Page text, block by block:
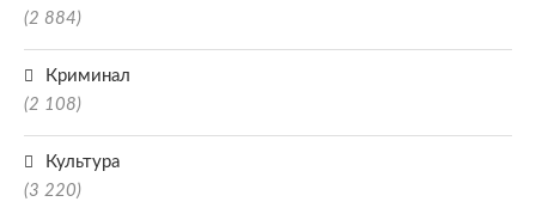
(2 884)
Криминал
(2 108)
Культура
(3 220)